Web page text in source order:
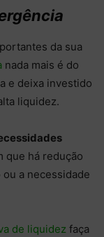
da sua
nada mais é do
e deixa investido
liquidez.
que há redução
a necessidade
de liquidez faça